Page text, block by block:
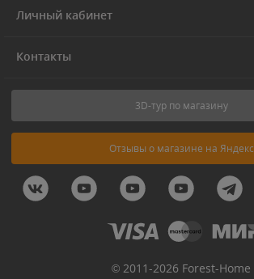
Личный кабинет
Контакты
3D-тур по магазину
Отзывы о магазине на Яндекс
© 2011-2026 Forest-Home